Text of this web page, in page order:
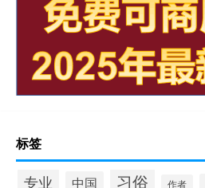
标签
专业 中国 习俗 作者